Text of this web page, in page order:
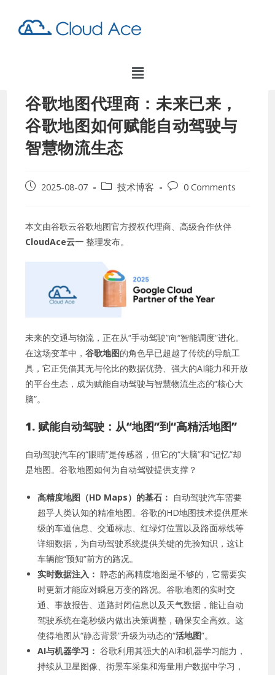
谷歌地图代理商：未来已来，
谷歌地图如何赋能自动驾驶与
智慧物流生态
2025-08-07 技术博客 0 Comments
本文由谷歌云谷歌地图官方授权代理商、高级合作伙伴
CloudAce云一 整理发布。
未来的交通与物流，正在从“手动驾驶”向“智能调度”进化。
在这场变革中，谷歌地图的角色早已超越了传统的导航工
具，它正凭借其无与伦比的数据优势、强大的AI能力和开放
的平台生态，成为赋能自动驾驶与智慧物流生态的“核心大
脑”。
1. 赋能自动驾驶：从“地图”到“高精活地图”
自动驾驶汽车的“眼睛”是传感器，但它的“大脑”和“记忆”却
是地图。谷歌地图如何为自动驾驶提供支撑？
高精度地图（HD Maps）的基石： 自动驾驶汽车需要
超乎人类认知的精准地图。谷歌的HD地图技术提供厘米
级的车道信息、交通标志、红绿灯位置以及路面标线等
详细数据，为自动驾驶系统提供关键的先验知识，这让
车辆能“预知”前方的路况。
实时数据注入： 静态的高精度地图是不够的，它需要实
时更新才能应对瞬息万变的路况。谷歌地图的实时交
通、事故报告、道路封闭信息以及天气数据，能让自动
驾驶系统在毫秒级内做出决策调整，确保安全高效。这
使得地图从“静态背景”升级为动态的“活地图”。
AI与机器学习： 谷歌利用其强大的AI和机器学习能力，
持续从卫星图像、街景车采集和海量用户数据中学习，